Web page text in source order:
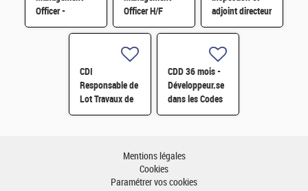
Officer -
Référent Cost
Engineering H/F
Officer H/F
adjoint directeur
qualité/inspection
– Projet RJH
H/F
CDI
Responsable de
Lot Travaux de
Démantèlement
CDD 36 mois -
Développeur.se
dans les Codes
de Traitement
Monte-Carlo H/F
Mentions légales
Cookies
Paramétrer vos cookies